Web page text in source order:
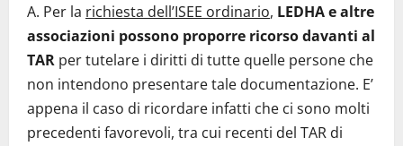
A. Per la richiesta dell’ISEE ordinario, LEDHA e altre
associazioni possono proporre ricorso davanti al
TAR per tutelare i diritti di tutte quelle persone che
non intendono presentare tale documentazione. E’
appena il caso di ricordare infatti che ci sono molti
precedenti favorevoli, tra cui recenti del TAR di